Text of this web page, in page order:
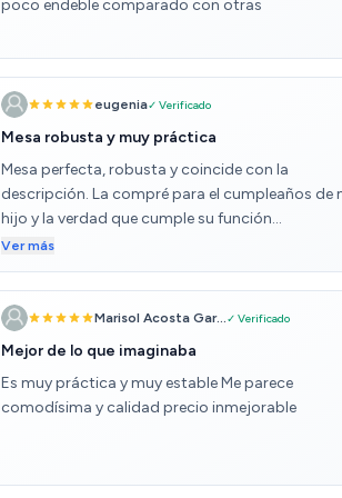
poco endeble comparado con otras
eugenia✓ Verificado
Mesa robusta y muy práctica
Mesa perfecta, robusta y coincide con la
descripción. La compré para el cumpleaños de
hijo y la verdad que cumple su función
perfectamente. Llegó incluso antes de lo
Recomendable 100%
Ver más
Marisol Acosta Gar...✓ Verificado
Mejor de lo que imaginaba
Es muy práctica y muy estable Me parece
comodísima y calidad precio inmejorable